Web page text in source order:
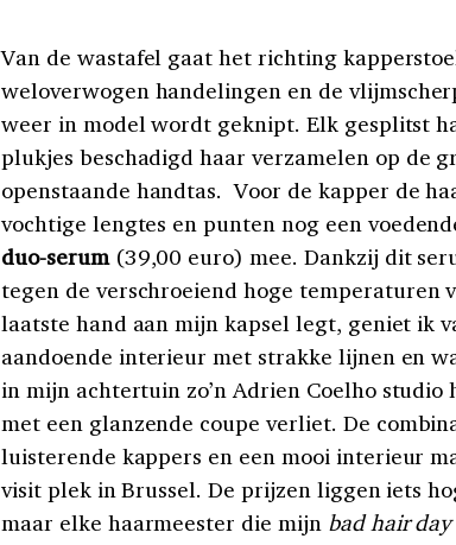
Van de wastafel gaat het richting
weloverwogen handelingen en de
weer in model wordt geknipt. Elk gesplitst
plukjes beschadigd haar verzamelen op de
openstaande handtas. Voor de kapper de
vochtige lengtes en punten nog een
duo-serum(39,00 euro) mee. Dankzij dit
tegen de verschroeiend hoge
laatste hand aan mijn kapsel legt, geniet ik
aandoende interieur met strakke lijnen en
in mijn achtertuin zo’n Adrien Coelho
met een glanzende coupe verliet. De
luisterende kappers en een mooi interieur
visit plek in Brussel. De prijzen liggen iets
maar elke haarmeester die mijn bad hair day